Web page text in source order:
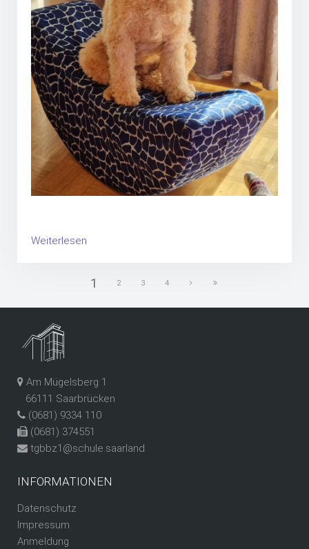
Weiterlesen
1 2 3 4
Am Mügelsberg 1
66111 Saarbrücken
(0681) 9334 110
(0681) 374551
tgbbz1@schule.saarland
INFORMATIONEN
Datenschutz
Impressum
Anmeldung